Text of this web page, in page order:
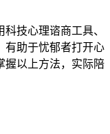
技心理谘商工具、
有助于忧郁者打开心
握以上方法，实际陪